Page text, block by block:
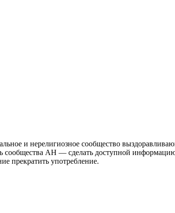
и нерелигиозное сообщество
сообщества АН — сделать доступной
прекратить употребление.